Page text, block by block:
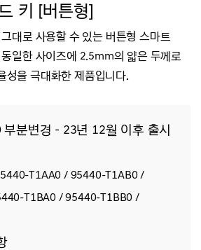
키 [버튼형]
대로 사용할 수 있는 버튼형 스마트
일한 사이즈에 2.5mm의 얇은 두께로
성을 극대화한 제품입니다.
부분변경 - 23년 12월 이후 출시
T1AA0 / 95440-T1AB0 /
T1BA0 / 95440-T1BB0 /